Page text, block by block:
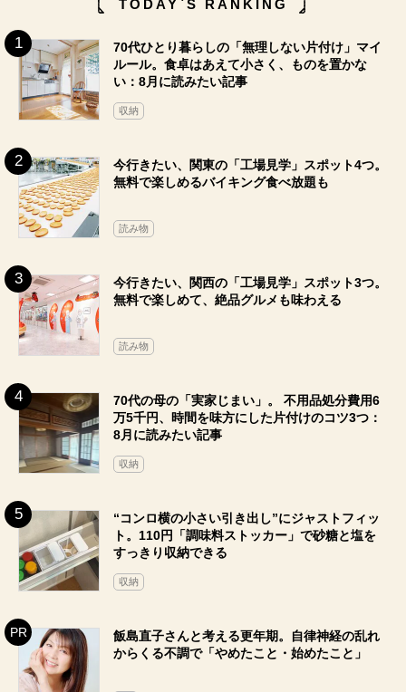
TODAY`S RANKING
70代ひとり暮らしの「無理しない片付け」マイ
ルール。食卓はあえて小さく、ものを置かな
い：8月に読みたい記事
収納
今行きたい、関東の「工場見学」スポット4つ。
無料で楽しめるバイキング食べ放題も
読み物
今行きたい、関西の「工場見学」スポット3つ。
無料で楽しめて、絶品グルメも味わえる
読み物
70代の母の「実家じまい」。 不用品処分費用6
万5千円、時間を味方にした片付けのコツ3つ：
8月に読みたい記事
収納
“コンロ横の小さい引き出し”にジャストフィッ
ト。110円「調味料ストッカー」で砂糖と塩を
すっきり収納できる
収納
飯島直子さんと考える更年期。自律神経の乱れ
からくる不調で「やめたこと・始めたこと」